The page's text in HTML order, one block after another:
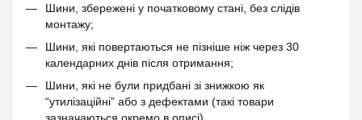
Шини, збережені у початковому стані, без слідів
монтажу;
Шини, які повертаються не пізніше ніж через 30
календарних днів після отримання;
Шини, які не були придбані зі знижкою як
“утилізаційні” або з дефектами (такі товари